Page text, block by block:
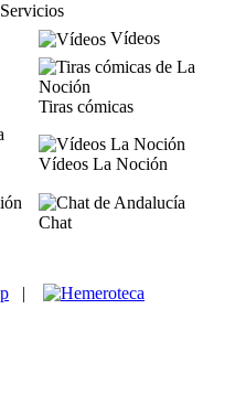
Servicios
Vídeos
Tiras cómicas
Vídeos La Noción
Chat
|